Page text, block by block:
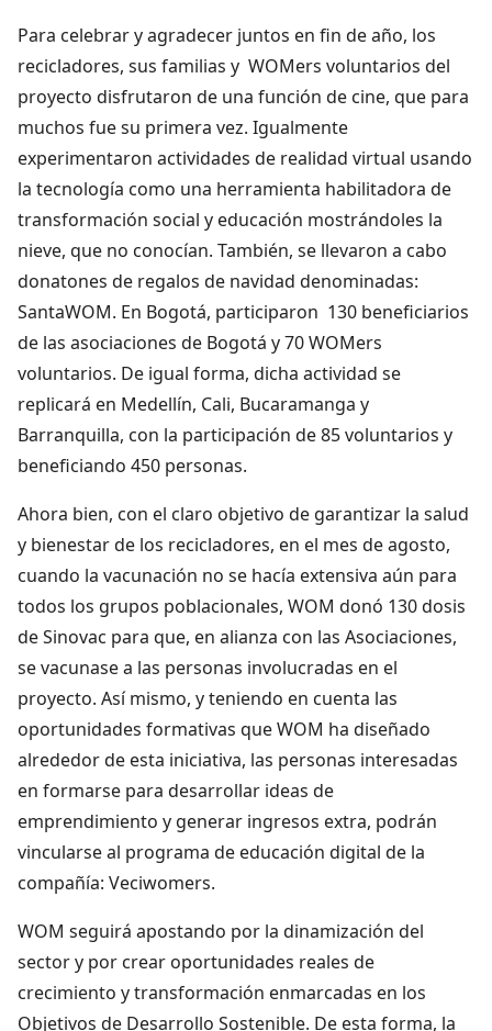
Para celebrar y agradecer juntos en fin de año, los
recicladores, sus familias y WOMers voluntarios del
proyecto disfrutaron de una función de cine, que para
muchos fue su primera vez. Igualmente
experimentaron actividades de realidad virtual usando
la tecnología como una herramienta habilitadora de
transformación social y educación mostrándoles la
nieve, que no conocían. También, se llevaron a cabo
donatones de regalos de navidad denominadas:
SantaWOM. En Bogotá, participaron 130 beneficiarios
de las asociaciones de Bogotá y 70 WOMers
voluntarios. De igual forma, dicha actividad se
replicará en Medellín, Cali, Bucaramanga y
Barranquilla, con la participación de 85 voluntarios y
beneficiando 450 personas.
Ahora bien, con el claro objetivo de garantizar la salud
y bienestar de los recicladores, en el mes de agosto,
cuando la vacunación no se hacía extensiva aún para
todos los grupos poblacionales, WOM donó 130 dosis
de Sinovac para que, en alianza con las Asociaciones,
se vacunase a las personas involucradas en el
proyecto. Así mismo, y teniendo en cuenta las
oportunidades formativas que WOM ha diseñado
alrededor de esta iniciativa, las personas interesadas
en formarse para desarrollar ideas de
emprendimiento y generar ingresos extra, podrán
vincularse al programa de educación digital de la
compañía: Veciwomers.
WOM seguirá apostando por la dinamización del
sector y por crear oportunidades reales de
crecimiento y transformación enmarcadas en los
Objetivos de Desarrollo Sostenible. De esta forma, la